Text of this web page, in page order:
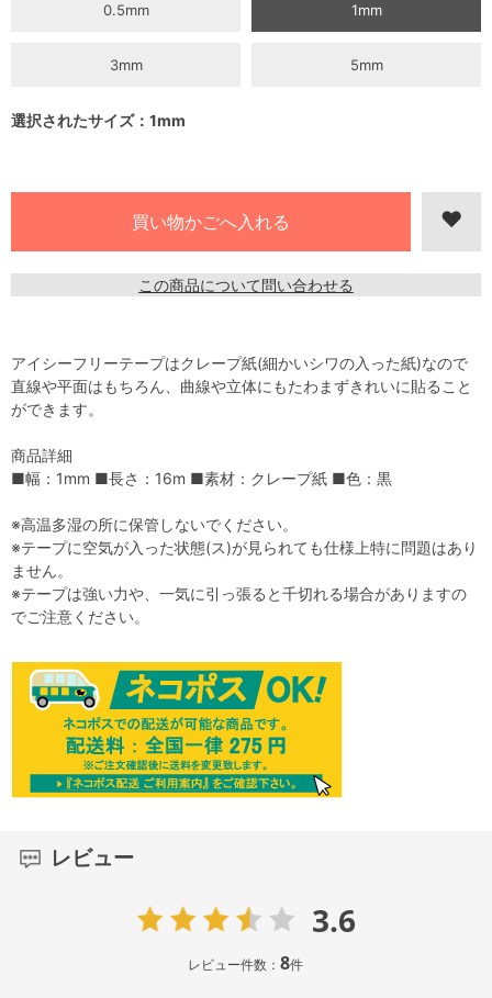
0.5mm 1mm
3mm 5mm
選択されたサイズ：1mm
この商品について問い合わせる
アイシーフリーテープはクレープ紙(細かいシワの入った紙)なので
直線や平面はもちろん、曲線や立体にもたわまずきれいに貼ること
ができます。
商品詳細
■幅：1mm ■長さ：16m ■素材：クレープ紙 ■色：黒
※高温多湿の所に保管しないでください。
※テープに空気が入った状態(ス)が見られても仕様上特に問題はあり
ません。
※テープは強い力や、一気に引っ張ると千切れる場合がありますの
でご注意ください。
レビュー
3.6
レビュー件数：8件